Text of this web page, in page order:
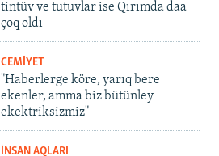
tintüv ve tutuvlar ise Qırımda daa
çoq oldı
CEMİYET
"Haberlerge köre, yarıq bere
ekenler, amma biz bütünley
ekektriksizmiz"
İNSAN AQLARI